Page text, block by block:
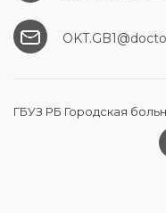
ГБУЗ РБ Городская